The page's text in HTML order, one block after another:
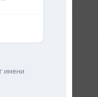
имени